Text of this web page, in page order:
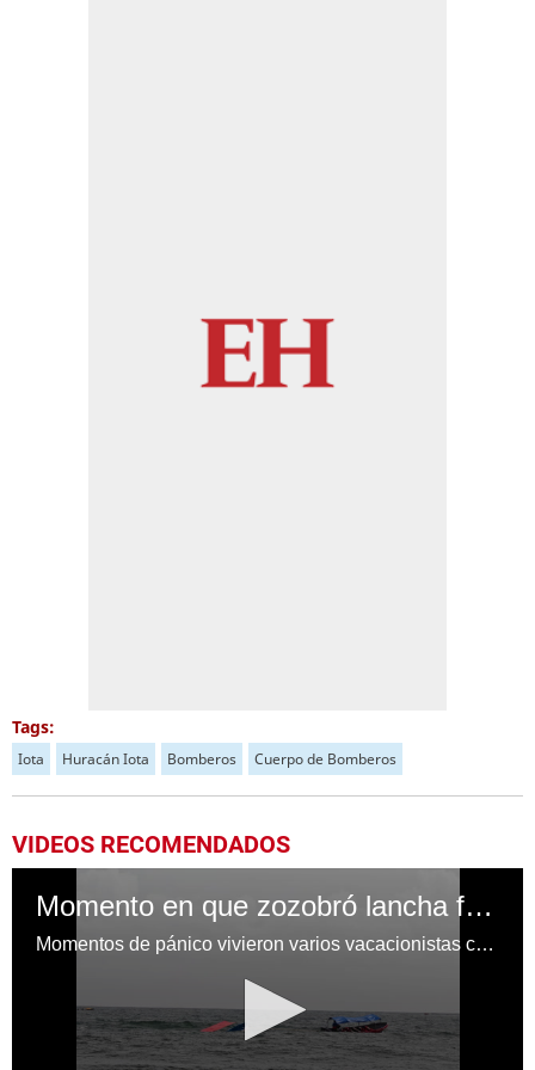
Tags:
Iota Huracán Iota Bomberos Cuerpo de Bomberos
VIDEOS RECOMENDADOS
Momento en que zozobró lancha frente a Tela
Momentos de pánico vivieron varios vacacionistas cuando la lancha en la que viajaban se hundió en Tela